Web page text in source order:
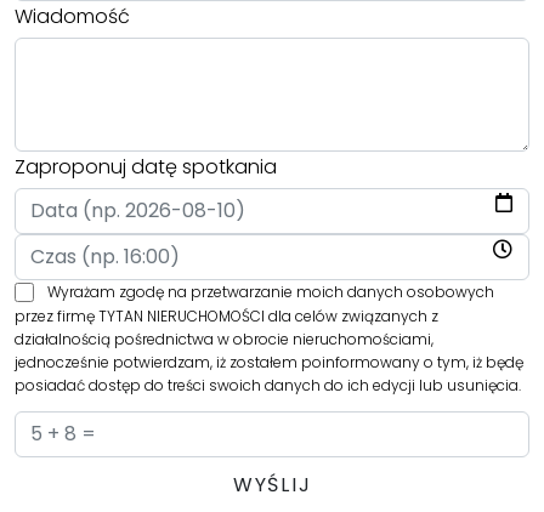
Wiadomość
Zaproponuj datę spotkania
Wyrażam zgodę na przetwarzanie moich danych osobowych
przez firmę TYTAN NIERUCHOMOŚCI dla celów związanych z
działalnością pośrednictwa w obrocie nieruchomościami,
jednocześnie potwierdzam, iż zostałem poinformowany o tym, iż będę
posiadać dostęp do treści swoich danych do ich edycji lub usunięcia.